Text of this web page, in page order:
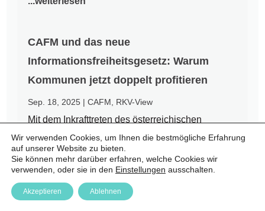
CAFM und das neue
Informationsfreiheitsgesetz: Warum
Kommunen jetzt doppelt profitieren
Sep. 18, 2025 |CAFM RKV-View
Mit dem Inkrafttreten des österreichischen
Informationsfreiheitsgesetzes (IFG) am 1.
September 2025 endet eine jahrzehntelange Ära
des Amtsgeheimnisses. Bürgerinnen und Bürger
haben nun einen Rechtsanspruch auf Zugang zu
amtlichen Informationen – auch auf kommunaler
Ebene. Für Städte und Gemeinden...
Wir verwenden Cookies, um Ihnen die bestmögliche Erfahrung
auf unserer Website zu bieten.
Sie können mehr darüber erfahren, welche Cookies wir
verwenden, oder sie in den Einstellungen ausschalten.
Akzeptieren Ablehnen